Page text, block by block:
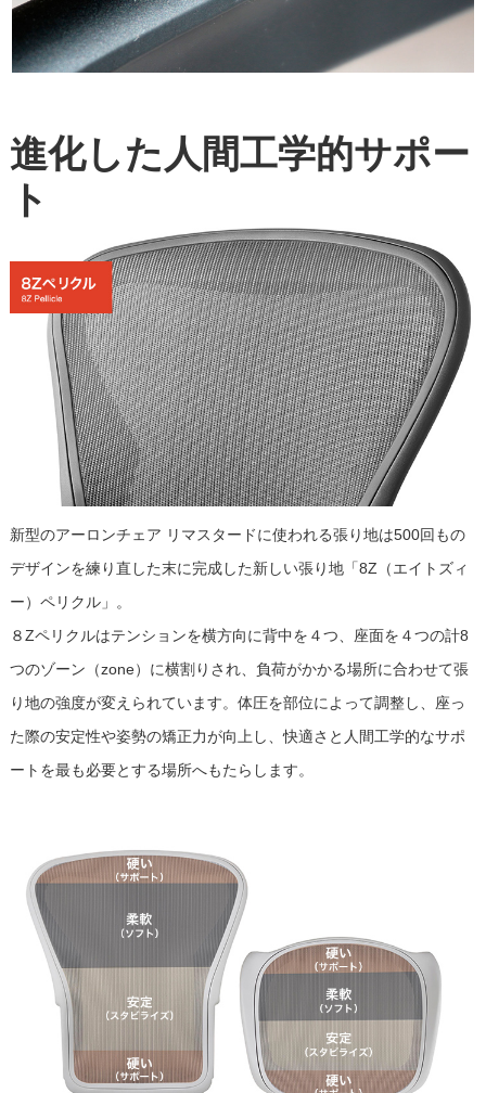
進化した人間工学的サポー
ト
新型のアーロンチェア リマスタードに使われる張り地は500回もの
デザインを練り直した末に完成した新しい張り地「8Z（エイトズィ
ー）ペリクル」。
８Zペリクルはテンションを横方向に背中を４つ、座面を４つの計8
つのゾーン（zone）に横割りされ、負荷がかかる場所に合わせて張
り地の強度が変えられています。体圧を部位によって調整し、座っ
た際の安定性や姿勢の矯正力が向上し、快適さと人間工学的なサポ
ートを最も必要とする場所へもたらします。